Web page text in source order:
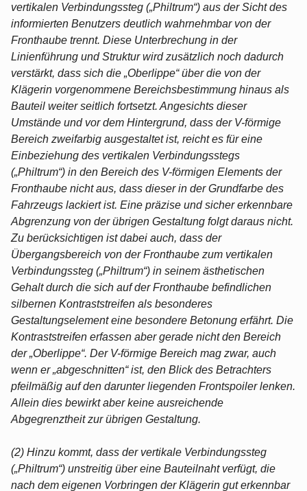
vertikalen Verbindungssteg („Philtrum“) aus der Sicht des
informierten Benutzers deutlich wahrnehmbar von der
Fronthaube trennt. Diese Unterbrechung in der
Linienführung und Struktur wird zusätzlich noch dadurch
verstärkt, dass sich die „Oberlippe“ über die von der
Klägerin vorgenommene Bereichsbestimmung hinaus als
Bauteil weiter seitlich fortsetzt. Angesichts dieser
Umstände und vor dem Hintergrund, dass der V-förmige
Bereich zweifarbig ausgestaltet ist, reicht es für eine
Einbeziehung des vertikalen Verbindungsstegs
(„Philtrum“) in den Bereich des V-förmigen Elements der
Fronthaube nicht aus, dass dieser in der Grundfarbe des
Fahrzeugs lackiert ist. Eine präzise und sicher erkennbare
Abgrenzung von der übrigen Gestaltung folgt daraus nicht.
Zu berücksichtigen ist dabei auch, dass der
Übergangsbereich von der Fronthaube zum vertikalen
Verbindungssteg („Philtrum“) in seinem ästhetischen
Gehalt durch die sich auf der Fronthaube befindlichen
silbernen Kontraststreifen als besonderes
Gestaltungselement eine besondere Betonung erfährt. Die
Kontraststreifen erfassen aber gerade nicht den Bereich
der „Oberlippe“. Der V-förmige Bereich mag zwar, auch
wenn er „abgeschnitten“ ist, den Blick des Betrachters
pfeilmäßig auf den darunter liegenden Frontspoiler lenken.
Allein dies bewirkt aber keine ausreichende
Abgegrenztheit zur übrigen Gestaltung.
(2) Hinzu kommt, dass der vertikale Verbindungssteg
(„Philtrum“) unstreitig über eine Bauteilnaht verfügt, die
nach dem eigenen Vorbringen der Klägerin gut erkennbar